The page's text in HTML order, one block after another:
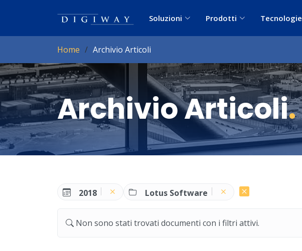
Soluzioni Prodotti Tecnologie
Home Archivio Articoli
Archivio Articoli.
2018 Lotus Software
Non sono stati trovati documenti con i filtri attivi.